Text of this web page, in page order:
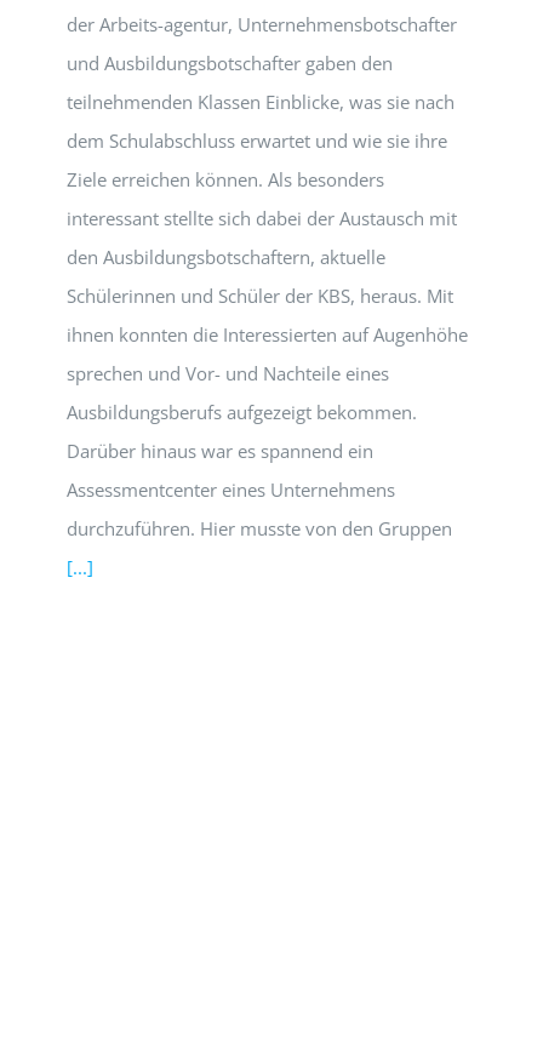
der Arbeits-agentur, Unternehmensbotschafter
und Ausbildungsbotschafter gaben den
teilnehmenden Klassen Einblicke, was sie nach
dem Schulabschluss erwartet und wie sie ihre
Ziele erreichen können. Als besonders
interessant stellte sich dabei der Austausch mit
den Ausbildungsbotschaftern, aktuelle
Schülerinnen und Schüler der KBS, heraus. Mit
ihnen konnten die Interessierten auf Augenhöhe
sprechen und Vor- und Nachteile eines
Ausbildungsberufs aufgezeigt bekommen.
Darüber hinaus war es spannend ein
Assessmentcenter eines Unternehmens
durchzuführen. Hier musste von den Gruppen
[...]